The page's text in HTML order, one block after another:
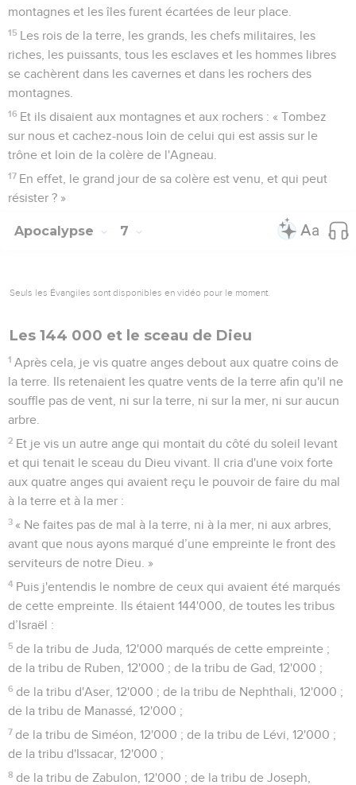
montagnes et les îles furent écartées de leur place.
15 Les rois de la terre, les grands, les chefs militaires, les
riches, les puissants, tous les esclaves et les hommes libres
se cachèrent dans les cavernes et dans les rochers des
montagnes.
16 Et ils disaient aux montagnes et aux rochers : « Tombez
sur nous et cachez-nous loin de celui qui est assis sur le
trône et loin de la colère de l'Agneau.
17 En effet, le grand jour de sa colère est venu, et qui peut
résister ? »
Apocalypse 7
Seuls les Évangiles sont disponibles en vidéo pour le moment.
Les 144 000 et le sceau de Dieu
1 Après cela, je vis quatre anges debout aux quatre coins de
la terre. Ils retenaient les quatre vents de la terre afin qu'il ne
souffle pas de vent, ni sur la terre, ni sur la mer, ni sur aucun
arbre.
2 Et je vis un autre ange qui montait du côté du soleil levant
et qui tenait le sceau du Dieu vivant. Il cria d'une voix forte
aux quatre anges qui avaient reçu le pouvoir de faire du mal
à la terre et à la mer :
3 « Ne faites pas de mal à la terre, ni à la mer, ni aux arbres,
avant que nous ayons marqué d’une empreinte le front des
serviteurs de notre Dieu. »
4 Puis j'entendis le nombre de ceux qui avaient été marqués
de cette empreinte. Ils étaient 144'000, de toutes les tribus
d’Israël :
5 de la tribu de Juda, 12'000 marqués de cette empreinte ;
de la tribu de Ruben, 12'000 ; de la tribu de Gad, 12'000 ;
6 de la tribu d'Aser, 12'000 ; de la tribu de Nephthali, 12'000 ;
de la tribu de Manassé, 12'000 ;
7 de la tribu de Siméon, 12'000 ; de la tribu de Lévi, 12'000 ;
de la tribu d'Issacar, 12'000 ;
8 de la tribu de Zabulon, 12'000 ; de la tribu de Joseph,